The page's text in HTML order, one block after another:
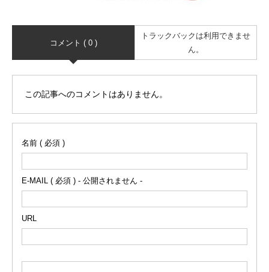
コメント ( 0 )
トラックバックは利用できませ
ん。
この記事へのコメントはありません。
名前 ( 必須 )
E-MAIL ( 必須 ) - 公開されません -
URL